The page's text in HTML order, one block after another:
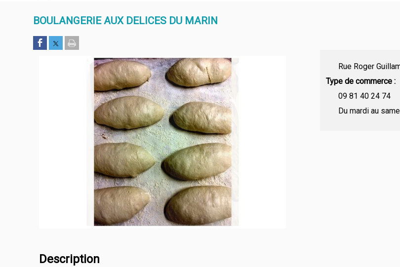
BOULANGERIE AUX DELICES DU MARIN
Type de commerce
09 81 40 24 74
Description